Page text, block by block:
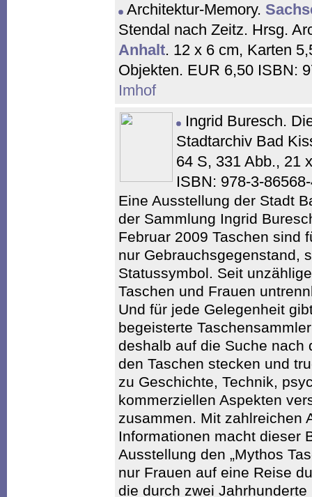
Architektur-Memory.
Stendal nach Zeitz. Hrsg.
Anhalt. 12 x 6 cm, Karten
Objekten. EUR 6,50 ISBN:
Imhof
Ingrid Buresch.
Stadtarchiv Bad
64 S, 331 Abb., 21
ISBN: 978-3-
Eine Ausstellung der Stadt
der Sammlung Ingrid
Februar 2009 Taschen sind
nur Gebrauchsgegenstand,
Statussymbol. Seit
Taschen und Frauen
Und für jede Gelegenheit
begeisterte
deshalb auf die Suche nach
den Taschen stecken und
zu Geschichte, Technik,
kommerziellen Aspekten
zusammen. Mit zahlreichen
Informationen macht dieser
Ausstellung den „Mythos
nur Frauen auf eine Reise
die durch zwei